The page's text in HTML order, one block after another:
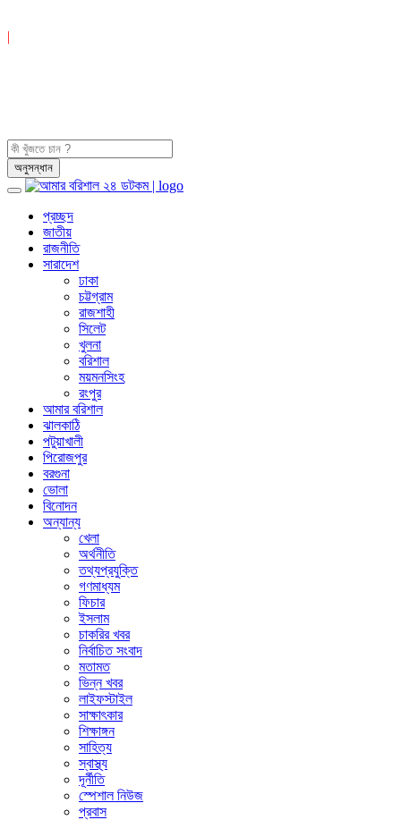
|
প্রচ্ছদ
জাতীয়
রাজনীতি
সারাদেশ
ঢাকা
চট্টগ্রাম
রাজশাহী
সিলেট
খুলনা
বরিশাল
ময়মনসিংহ
রংপুর
আমার বরিশাল
ঝালকাঠি
পটুয়াখালী
পিরোজপুর
বরগুনা
ভোলা
বিনোদন
অন্যান্য
খেলা
অর্থনীতি
তথ্যপ্রযুক্তি
গণমাধ্যম
ফিচার
ইসলাম
চাকরির খবর
নির্বাচিত সংবাদ
মতামত
ভিন্ন খবর
লাইফস্টাইল
সাক্ষাৎকার
শিক্ষাঙ্গন
সাহিত্য
স্বাস্থ্য
দূর্নীতি
স্পেশাল নিউজ
প্রবাস